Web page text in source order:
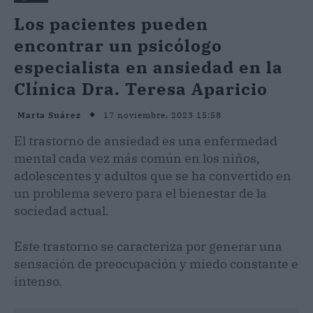
Los pacientes pueden
encontrar un psicólogo
especialista en ansiedad en la
Clínica Dra. Teresa Aparicio
Marta Suárez 17 noviembre, 2023 15:58
El trastorno de ansiedad es una enfermedad
mental cada vez más común en los niños,
adolescentes y adultos que se ha convertido en
un problema severo para el bienestar de la
sociedad actual.
Este trastorno se caracteriza por generar una
sensación de preocupación y miedo constante e
intenso.